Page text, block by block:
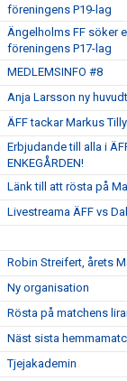
föreningens P19-lag
Ängelholms FF söker
föreningens P17-lag
MEDLEMSINFO #8
Anja Larsson ny
ÄFF tackar Markus Tilly
Erbjudande till alla i
ENKEGÅRDEN!
Länk till att rösta på
Livestreama ÄFF vs
Robin Streifert, årets
Ny organisation
Rösta på matchens
Näst sista
Tjejakademin